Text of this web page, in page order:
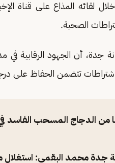
لقائه المذاع على قناة
الصحية.
جدة، أن الجهود الرقابية
تتضمن الحفاظ على
جدة محمد البقمي: